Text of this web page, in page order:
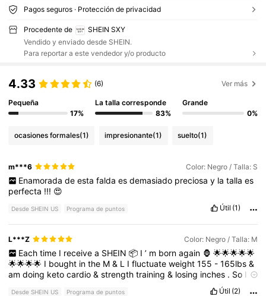
Pagos seguros · Protección de privacidad
Procedente de
SHEIN SXY
Vendido y enviado desde SHEIN.
Para reportar a este vendedor y/o producto
4.33 (6) Ver más
Pequeña
17%
La talla corresponde
83%
Grande
0%
ocasiones formales(1) impresionante(1) suelto(1)
m***6 Color: Negro / Talla: S
Enamorada de esta falda es demasiado preciosa y la talla es
perfecta !!! 😍
Desde SHEIN US Programa de puntos Útil (1)
L***Z Color: Negro / Talla: M
Each time I receive a SHEIN 📦 I ’ m born again 🦍 🌟🌟🌟🌟🌟
🌟🌟🌟🌟 I bought inthe M& L Ifluctuateweight155 -165lbs&
amdoing ketocardio&strengthtraining& losing inches . So I
may
Desde SHEIN US Programa de puntos Útil (2)